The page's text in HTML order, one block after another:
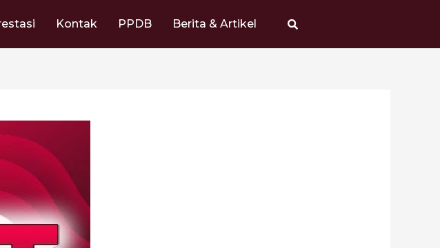
Kontak PPDB Berita & Artikel